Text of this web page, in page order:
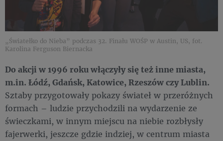
„Światełko do Nieba” podczas 32. Finału WOŚP w Austin, US, fot.
Karolina Ferguson Biernacka
Do akcji w 1996 roku włączyły się też inne miasta,
m.in. Łódź, Gdańsk, Katowice, Rzeszów czy Lublin.
Sztaby przygotowały pokazy świateł w przeróżnych
formach – ludzie przychodzili na wydarzenie ze
świeczkami, w innym miejscu na niebie rozbłysły
fajerwerki, jeszcze gdzie indziej, w centrum miasta